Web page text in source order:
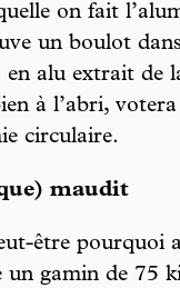
on fait
un boulot
en alu extrait de
à l’abri,
circulaire.
maudit
être pourquoi
gamin de 75